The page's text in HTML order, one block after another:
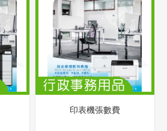
印表機張數費